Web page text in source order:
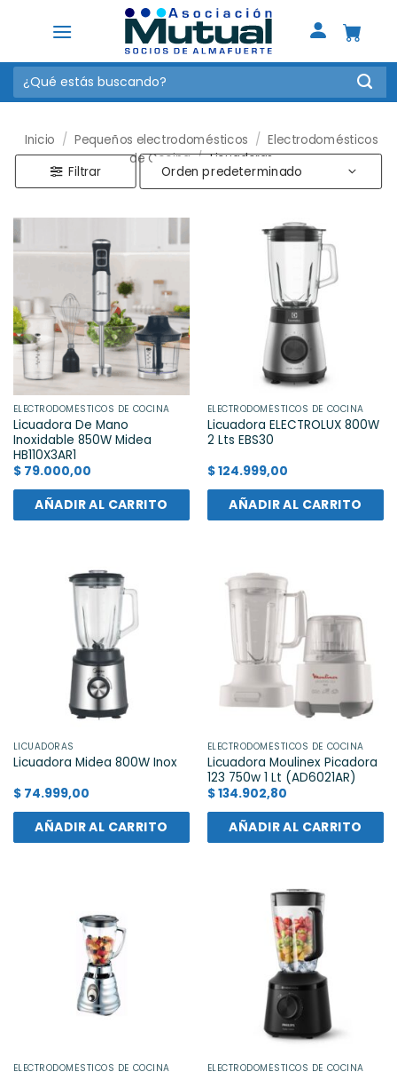
Buscar
por:
Inicio / Pequeños electrodomésticos / Electrodomésticos
de Cocina / Licuadoras
Filtrar
ELECTRODOMÉSTICOS DE COCINA
Licuadora De Mano
Inoxidable 850W Midea
HB110X3AR1
$79.000,00
AÑADIR AL CARRITO
ELECTRODOMÉSTICOS DE COCINA
Licuadora ELECTROLUX 800W
2 Lts EBS30
$124.999,00
AÑADIR AL CARRITO
LICUADORAS
Licuadora Midea 800W Inox
$74.999,00
AÑADIR AL CARRITO
ELECTRODOMÉSTICOS DE COCINA
Licuadora Moulinex Picadora
123 750w 1 Lt (AD6021AR)
$134.902,80
AÑADIR AL CARRITO
ELECTRODOMÉSTICOS DE COCINA ELECTRODOMÉSTICOS DE COCINA